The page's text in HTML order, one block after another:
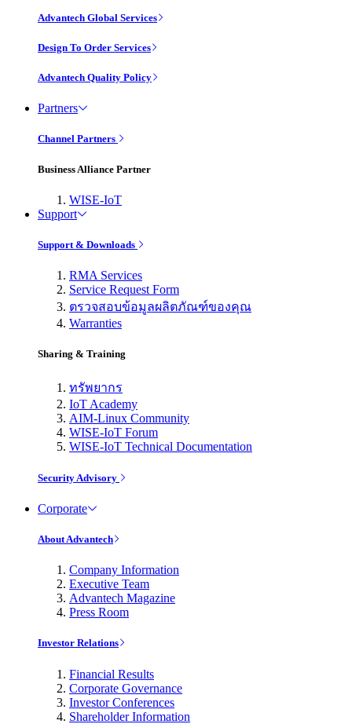
Advantech Global Services
Design To Order Services
Advantech Quality Policy
Partners
Channel Partners
Business Alliance Partner
WISE-IoT
Support
Support & Downloads
RMA Services
Service Request Form
ตรวจสอบข้อมูลผลิตภัณฑ์ของคุณ
Warranties
Sharing & Training
ทรัพยากร
IoT Academy
AIM-Linux Community
WISE-IoT Forum
WISE-IoT Technical Documentation
Security Advisory
Corporate
About Advantech
Company Information
Executive Team
Advantech Magazine
Press Room
Investor Relations
Financial Results
Corporate Governance
Investor Conferences
Shareholder Information